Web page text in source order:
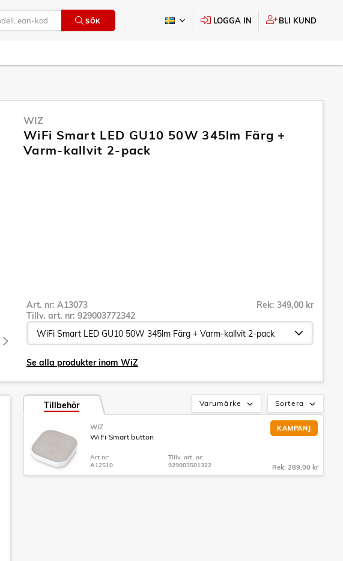
SÖK LOGGA IN BLI KUND
WIZ
WiFi Smart LED GU10 50W 345lm Färg +
Varm-kallvit 2-pack
Art. nr: A13073
Tillv. art. nr: 929003772342
Rek: 349,00 kr
Se alla produkter inom WiZ
Sortera
Varumärke
Tillbehör
KAMPANJ
WIZ
WiFi Smart button
Art nr:
A12510
Tillv. art. nr:
929003501322
Rek: 289,00 kr